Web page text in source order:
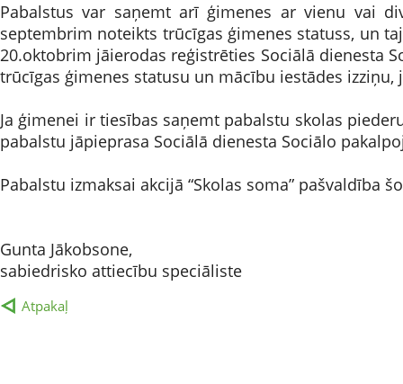
Pabalstus var saņemt arī ģimenes ar vienu vai
septembrim noteikts trūcīgas ģimenes statuss, un
20.oktobrim jāierodas reģistrēties Sociālā dienesta
trūcīgas ģimenes statusu un mācību iestādes izziņu,
Ja ģimenei ir tiesības saņemt pabalstu skolas
pabalstu jāpieprasa Sociālā dienesta Sociālo
Pabalstu izmaksai akcijā “Skolas soma” pašvaldība
Gunta Jākobsone,
sabiedrisko attiecību speciāliste
Atpakaļ